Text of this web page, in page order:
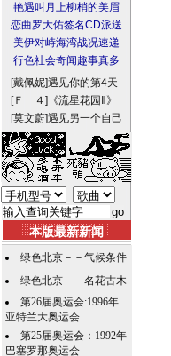
艳遇叫月上柳梢的美眉
恋曲罗大佑签名CD派送
美伊对峙海湾战况速递
行色社会奇闻趣事真多
[戴佩妮]遇见你的第4天
[Ｆ ４] 《流星花园Ⅱ》
[莫文蔚]遇见另一个自己
本版最新新闻
绿色北京－－气候条件
绿色北京－－名花古木
第26届奥运会:1996年
亚特兰大奥运会
第25届奥运会：1992年
巴塞罗那奥运会